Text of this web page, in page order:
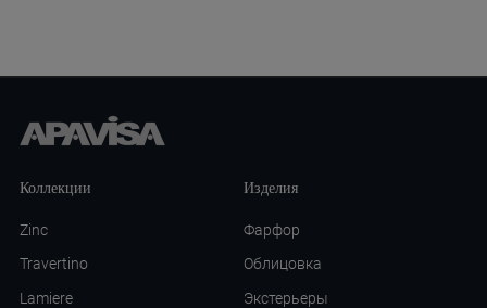
Коллекции
Zinc
Travertino
Lamiere
Изделия
Фарфор
Облицовка
Экстерьеры